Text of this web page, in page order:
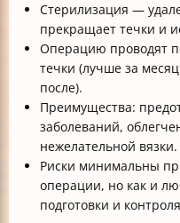
Стерилизация —
прекращает течки и
Операцию проводят
течки (лучше за
после).
Преимущества:
заболеваний,
нежелательной вязки.
Риски минимальны
операции, но как и
подготовки и